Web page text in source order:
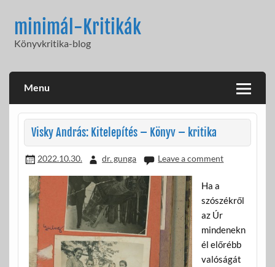
contentminimál-Kritikák
Könyvkritika-blog
Menu
Visky András: Kitelepítés – Könyv – kritika
2022.10.30. dr. gunga Leave a comment
Ha a
szószékről
az Úr
mindenekn
él előrébb
valóságát